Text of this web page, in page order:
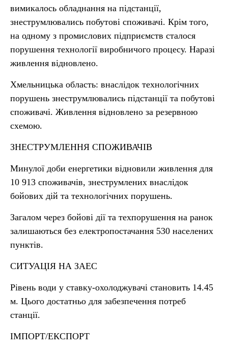
вимикалось обладнання на підстанції,
знеструмлювались побутові споживачі. Крім того,
на одному з промислових підприємств сталося
порушення технології виробничого процесу. Наразі
живлення відновлено.
Хмельницька область: внаслідок технологічних
порушень знеструмлювались підстанції та побутові
споживачі. Живлення відновлено за резервною
схемою.
ЗНЕСТРУМЛЕННЯ СПОЖИВАЧІВ
Минулої доби енергетики відновили живлення для
10 913 споживачів, знеструмлених внаслідок
бойових дій та технологічних порушень.
Загалом через бойові дії та техпорушення на ранок
залишаються без електропостачання 530 населених
пунктів.
СИТУАЦІЯ НА ЗАЕС
Рівень води у ставку-охолоджувачі становить 14.45
м. Цього достатньо для забезпечення потреб
станції.
ІМПОРТ/ЕКСПОРТ